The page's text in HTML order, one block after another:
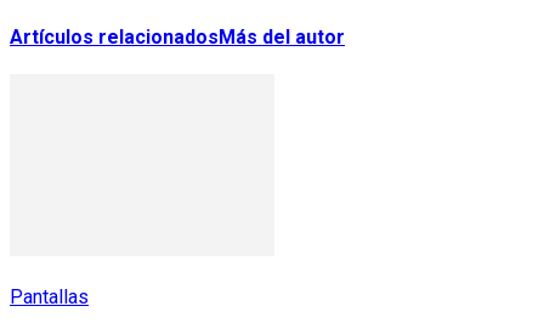
Artículos relacionadosMás del autor
Pantallas